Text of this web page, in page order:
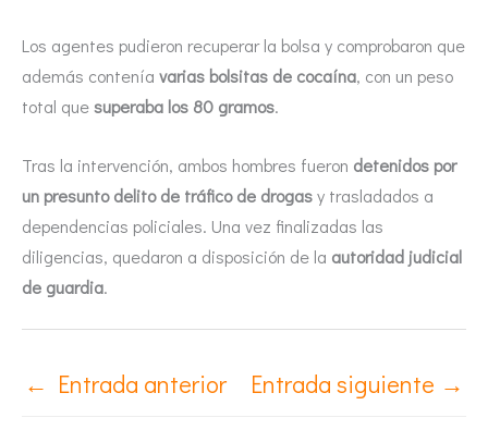
Los agentes pudieron recuperar la bolsa y comprobaron que
además contenía varias bolsitas de cocaína, con un peso
total quesuperaba los 80 gramos.
Tras la intervención, ambos hombres fueron detenidos por
un presunto delito de tráfico de drogasy trasladados a
dependencias policiales. Una vez finalizadas las
diligencias, quedaron a disposición de la autoridad judicial
de guardia.
← Entrada anterior Entrada siguiente →